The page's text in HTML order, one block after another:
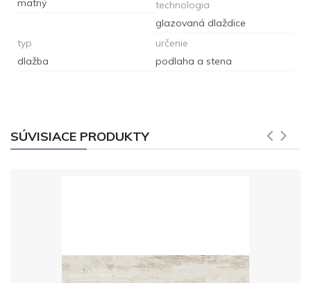
matný
technologia
glazovaná dlaždice
typ
dlažba
určenie
podlaha a stena
SÚVISIACE PRODUKTY